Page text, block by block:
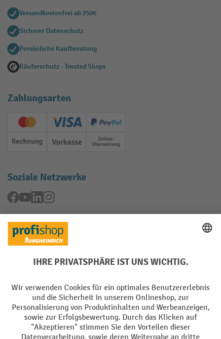
Versandkostenfrei ab 250€
Sicherer Datenschutz
Persönliche Kaufberatung
Käuferschutz - Trusted Shops
Zahlungsarten
Creditcard (Master)Creditcard (Visa)
PayPal
Rechnung Vorkasse Online-Überweisung
Soziale Netzwerke
Facebook
YouTubeLinkedInInstagram
Rücknahme-Services
Batterie Rückname